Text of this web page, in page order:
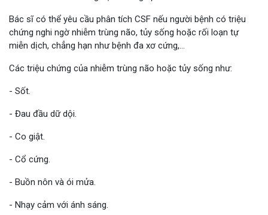
Bác sĩ có thể yêu cầu phân tích CSF nếu người bệnh có triệu
chứng nghi ngờ nhiễm trùng não, tủy sống hoặc rối loạn tự
miễn dịch, chẳng hạn như bệnh đa xơ cứng,…
Các triệu chứng của nhiễm trùng não hoặc tủy sống như:
- Sốt.
- Đau đầu dữ dội.
- Co giật.
- Cổ cứng.
- Buồn nôn và ói mửa.
- Nhạy cảm với ánh sáng.